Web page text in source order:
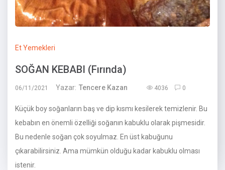
Et Yemekleri
SOĞAN KEBABI (Fırında)
06/11/2021 Yazar: Tencere Kazan 4036 0
Küçük boy soğanların baş ve dip kısmı kesilerek temizlenir. Bu
kebabın en önemli özelliği soğanın kabuklu olarak pişmesidir.
Bu nedenle soğan çok soyulmaz. En üst kabuğunu
çıkarabilirsiniz. Ama mümkün olduğu kadar kabuklu olması
istenir.